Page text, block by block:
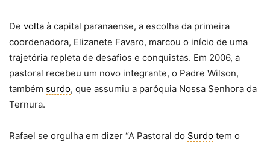
De volta à capital paranaense, a escolha da primeira
coordenadora, Elizanete Favaro, marcou o início de uma
trajetória repleta de desafios e conquistas. Em 2006, a
pastoral recebeu um novo integrante, o Padre Wilson,
também surdo, que assumiu a paróquia Nossa Senhora da
Ternura.
Rafael se orgulha em dizer “A Pastoral do Surdo tem o